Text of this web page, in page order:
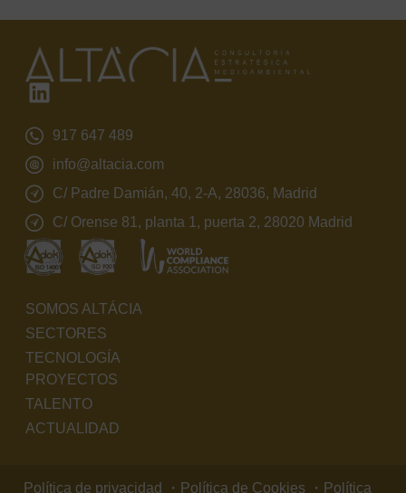
917 647 489
info@altacia.com
C/ Padre Damián, 40, 2-A, 28036, Madrid
C/ Orense 81, planta 1, puerta 2, 28020 Madrid
SOMOS ALTÁCIA
SECTORES
TECNOLOGÍA
PROYECTOS
TALENTO
ACTUALIDAD
Política de privacidad ・ Política de Cookies ・ Política